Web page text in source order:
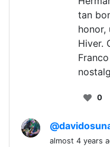
tan
honor,
Hiver.
0
almost 4 years